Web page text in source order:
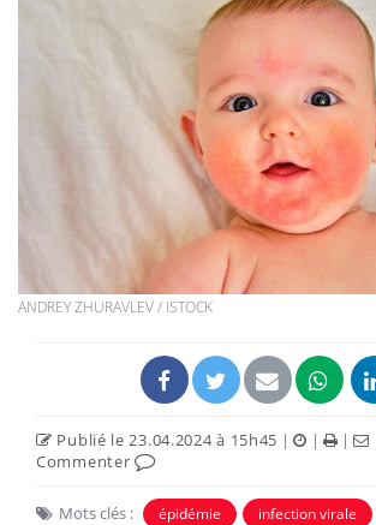
ANDREY ZHURAVLEV / ISTOCK
Publié le 23.04.2024 à 15h45 | | |
Commenter
Mots clés : épidémie infection virale